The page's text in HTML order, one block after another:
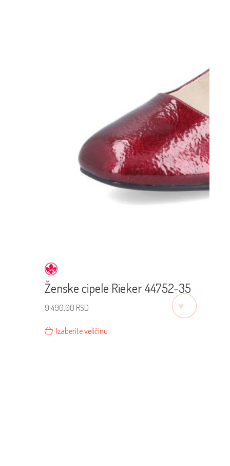
Ženske cipele Rieker 44752-35
9.490,00 RSD
Izaberite veličinu